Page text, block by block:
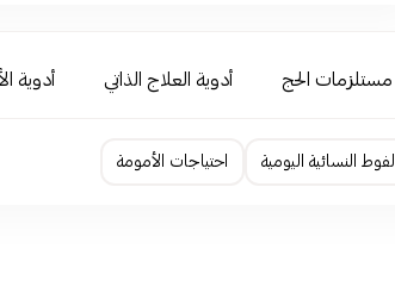
مستلزمات الحج أدوية العلاج الذاتي أدوية
الفوط النسائية اليومية احتياجات الأمومة